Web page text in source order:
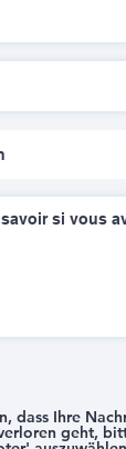
dass Ihre
geht,